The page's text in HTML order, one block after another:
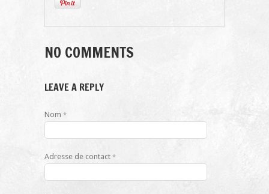
NO COMMENTS
LEAVE A REPLY
Nom *
Adresse de contact *